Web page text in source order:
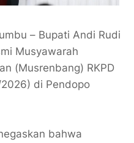
– Bupati Andi Rudi
Musyawarah
(Musrenbang) RKPD
di Pendopo
bahwa